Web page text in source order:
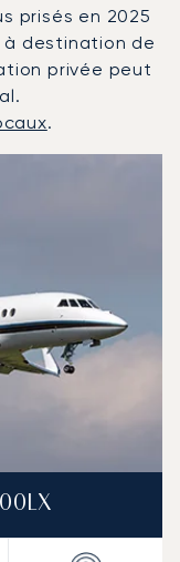
prisés en 2025
à destination de
privée peut
.